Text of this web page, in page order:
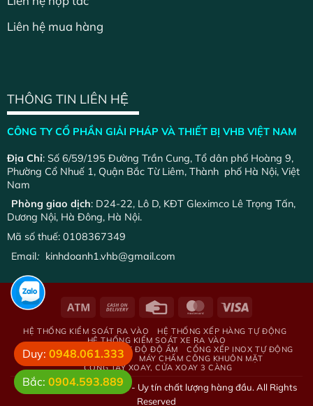
Liên hệ mua hàng
THÔNG TIN LIÊN HỆ
CÔNG TY CỔ PHẦN GIẢI PHÁP VÀ THIẾT BỊ VHB VIỆT NAM
Địa Chỉ: Số 6/59/195 Đường Trần Cung, Tổ dân phố Hoàng 9,
Phường Cổ Nhuế 1, Quận Bắc Từ Liêm, Thành phố Hà Nội, Việt
Nam
Phòng giao dịch: D24-22, Lô D, KĐT Gleximco Lê Trọng Tấn,
Dương Nội, Hà Đông, Hà Nội.
Mã số thuế: 0108367349
Email: kinhdoanh1.vhb@gmail.com
HỆ THỐNG KIỂM SOÁT RA VÀO
HỆ THỐNG XẾP HÀNG TỰ ĐỘNG
HỆ THỐNG KIỂM SOÁT XE RA VÀO
HỆ THỐNG GIÁM SÁT NHIỆT ĐỘ ĐỘ ẨM
CỔNG XẾP INOX TỰ ĐỘNG
BẢNG LED HIỂN THỊ
MÁY CHẤM CÔNG KHUÔN MẶT
CỔNG TAY XOAY, CỬA XOAY 3 CÀNG
© 2026 - Tự động hóa Việt - Uy tín chất lượng hàng đầu. All Rights
Reserved
Duy: 0948.061.333
Bắc: 0904.593.889